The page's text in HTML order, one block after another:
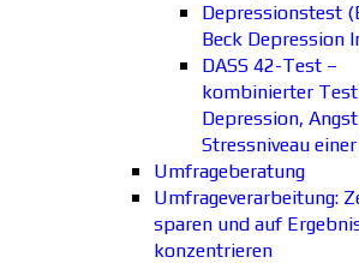
Depressionstest
Beck Depression
DASS 42-Test –
kombinierter
Depression,
Stressniveau
Umfrageberatung
Umfrageverarbeitung:
sparen und auf
konzentrieren